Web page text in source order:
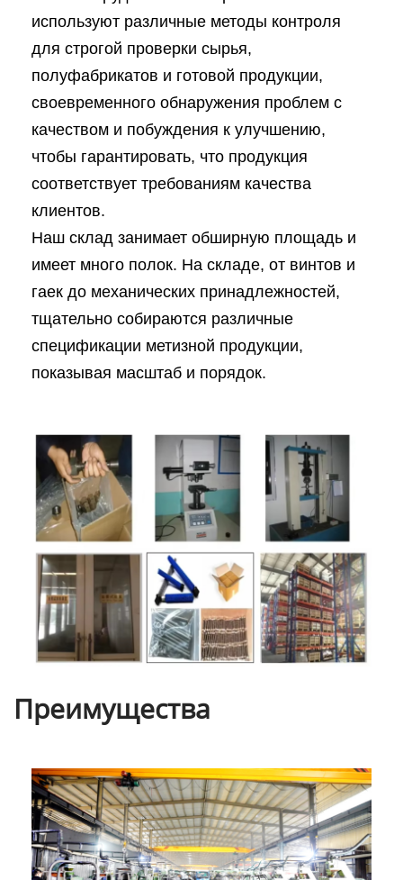
используют различные методы контроля
для строгой проверки сырья,
полуфабрикатов и готовой продукции,
своевременного обнаружения проблем с
качеством и побуждения к улучшению,
чтобы гарантировать, что продукция
соответствует требованиям качества
клиентов.
Наш склад занимает обширную площадь и
имеет много полок. На складе, от винтов и
гаек до механических принадлежностей,
тщательно собираются различные
спецификации метизной продукции,
показывая масштаб и порядок.
Преимущества